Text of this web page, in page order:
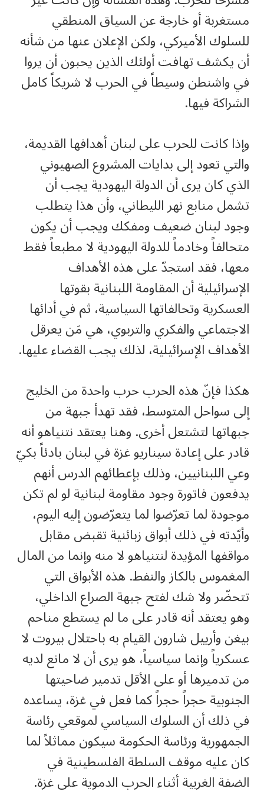
مستغربة أو خارجة عن السياق المنطقي
للسلوك الأميركي، ولكن الإعلان عنها من شأنه
أن يكشف تهافت أولئك الذين يحبون أن يروا
في واشنطن وسيطاً في الحرب لا شريكاً كامل
الشراكة فيها.
وإذا كانت للحرب على لبنان أهدافها القديمة،
والتي تعود إلى بدايات المشروع الصهيوني
الذي كان يرى أن الدولة اليهودية يجب أن
تشمل منابع نهر الليطاني، وأن هذا يتطلب
وجود لبنان ضعيف ومفكك ويجب أن يكون
متحالفاً وخادماً للدولة اليهودية لا مطبعاً فقط
معها، فقد استجدّ على هذه الأهداف
الإسرائيلية أن المقاومة اللبنانية بقوتها
العسكرية وتحالفاتها السياسية، ثم في أدائها
الاجتماعي والفكري والتربوي، هي مَن يعرقل
الأهداف الإسرائيلية، لذلك يجب القضاء عليها.
هكذا فإنّ هذه الحرب حرب واحدة من الخليج
إلى سواحل المتوسط، فقد تهدأ جبهة من
جبهاتها لتشتعل أخرى. وهنا يعتقد نتنياهو أنه
قادر على إعادة سيناريو غزة في لبنان بادئاً بكيّ
وعي اللبنانيين، وذلك بإعطائهم الدرس أنهم
يدفعون فاتورة وجود مقاومة لبنانية لو لم تكن
موجودة لما تعرّضوا لما يتعرّضون إليه اليوم،
وأيّدته في ذلك أبواق زبائنية تقبض مقابل
مواقفها المؤيدة لنتنياهو لا منه وإنما من المال
المغموس بالكاز والنفط. هذه الأبواق التي
تتحضّر ولا شك لفتح جبهة الصراع الداخلي،
وهو يعتقد أنه قادر على ما لم يستطع مناحم
بيغن وأرييل شارون القيام به باحتلال بيروت لا
عسكرياً وإنما سياسياً، هو يرى أن لا مانع لديه
من تدميرها أو على الأقل تدمير ضاحيتها
الجنوبية حجراً حجراً كما فعل في غزة، يساعده
في ذلك أن السلوك السياسي لموقعي رئاسة
الجمهورية ورئاسة الحكومة سيكون مماثلاً لما
كان عليه موقف السلطة الفلسطينية في
الضفة الغربية أثناء الحرب الدموية على غزة.